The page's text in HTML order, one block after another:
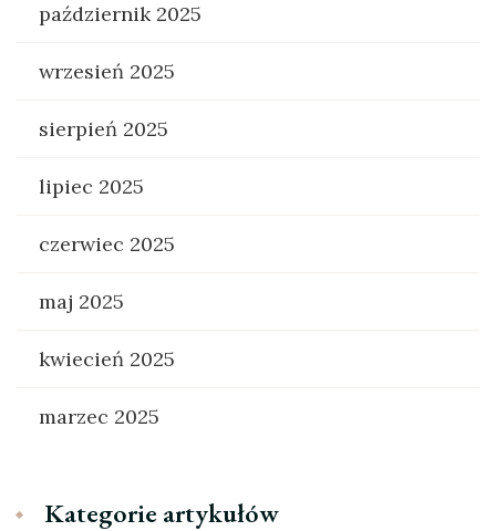
październik 2025
wrzesień 2025
sierpień 2025
lipiec 2025
czerwiec 2025
maj 2025
kwiecień 2025
marzec 2025
Kategorie artykułów